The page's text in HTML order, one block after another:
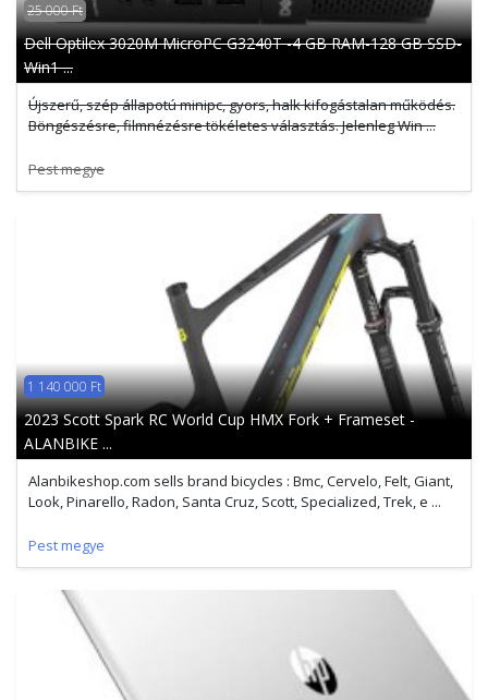
25 000 Ft
Dell Optilex 3020M MicroPC G3240T -4 GB RAM-128 GB SSD-
Win1 ...
Újszerű, szép állapotú minipc, gyors, halk kifogástalan működés.
Böngészésre, filmnézésre tökéletes választás. Jelenleg Win ...
Pest megye
1 140 000 Ft
2023 Scott Spark RC World Cup HMX Fork + Frameset -
ALANBIKE ...
Alanbikeshop.com sells brand bicycles : Bmc, Cervelo, Felt, Giant,
Look, Pinarello, Radon, Santa Cruz, Scott, Specialized, Trek, e ...
Pest megye